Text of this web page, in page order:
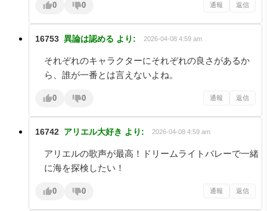
0 0 通報 返信
16753 異論は認める より: 2026-04-08 4:59 am
それぞれのキャラクターにそれぞれの良さがあるか
ら、誰が一番とは言えないよね。
0 0 通報 返信
16742 アリエル大好き より: 2026-04-08 4:59 am
アリエルの歌声が最高！ドリームライトバレーで一緒
に海を探検したい！
0 0 通報 返信